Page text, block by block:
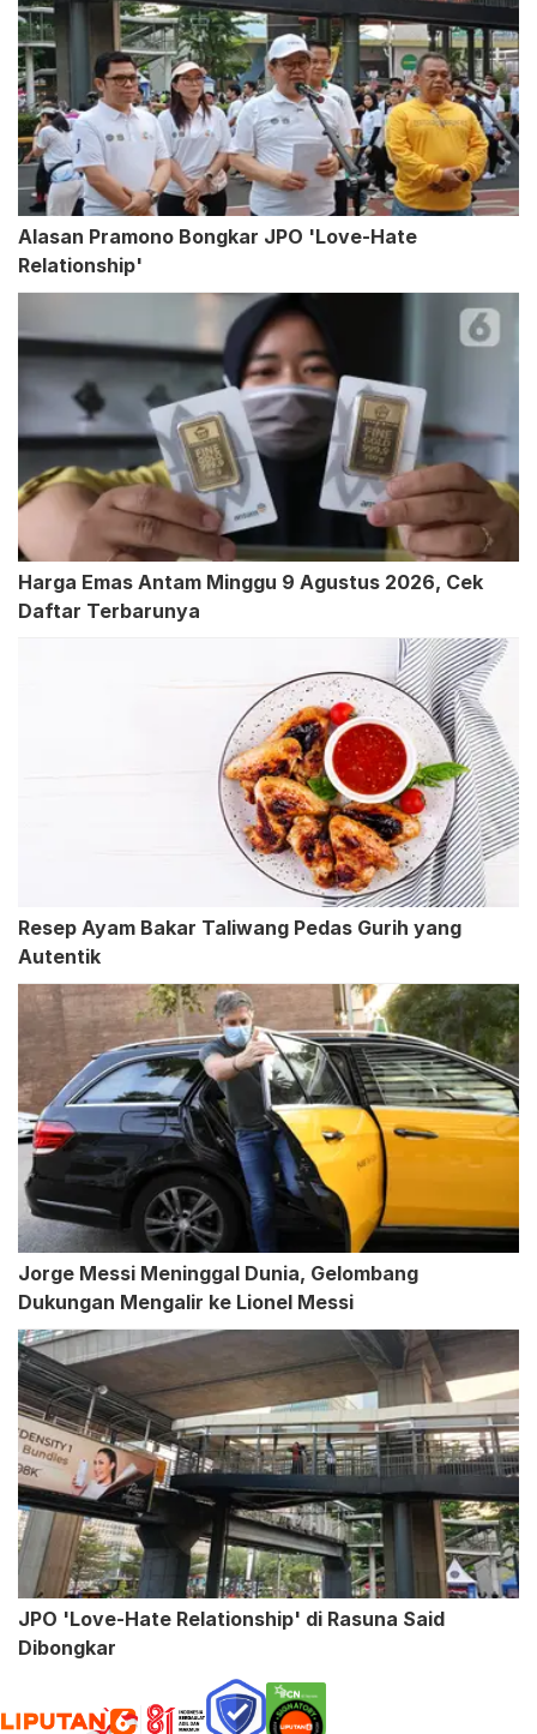
Alasan Pramono Bongkar JPO 'Love-Hate
Relationship'
Harga Emas Antam Minggu 9 Agustus 2026, Cek
Daftar Terbarunya
Resep Ayam Bakar Taliwang Pedas Gurih yang
Autentik
Jorge Messi Meninggal Dunia, Gelombang
Dukungan Mengalir ke Lionel Messi
JPO 'Love-Hate Relationship' di Rasuna Said
Dibongkar